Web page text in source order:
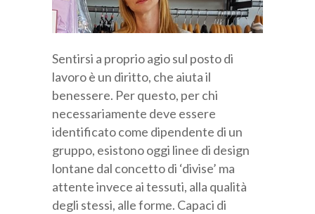
Sentirsi a proprio agio sul posto di
lavoro è un diritto, che aiuta il
benessere. Per questo, per chi
necessariamente deve essere
identificato come dipendente di un
gruppo, esistono oggi linee di design
lontane dal concetto di ‘divise’ ma
attente invece ai tessuti, alla qualità
degli stessi, alle forme. Capaci di
Categoria professionale *
Autorizzo il trattamento dei miei dati personali *
ai sensi del D.Lgs. 196/2003 e del Regolamento (UE)
2016/679 GDPRInformativa sulla Privacy